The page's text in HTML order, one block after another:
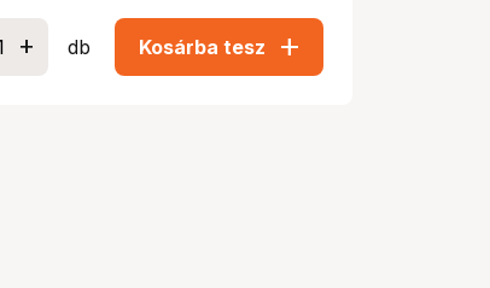
db Kosárba tesz add